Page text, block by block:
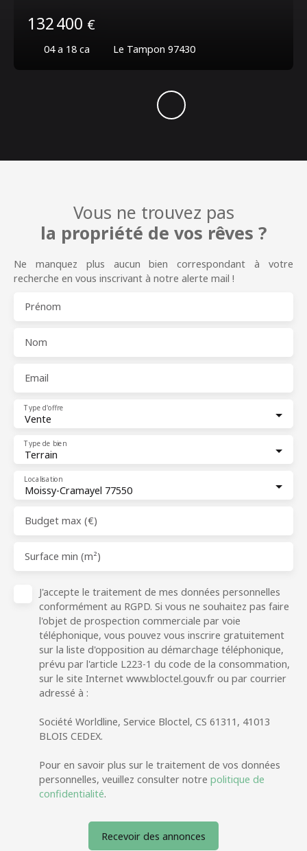
132 400 €
04 a 18 ca Le Tampon 97430
Vous ne trouvez pas
la propriété de vos rêves ?
Ne manquez plus aucun bien correspondant à votre
recherche en vous inscrivant à notre alerte mail !
Prénom
Nom
Email
Vente
Type d'offre
Terrain
Type de bien
Moissy-Cramayel 77550
Localisation
Budget max (€)
Surface min (m²)
J'accepte le traitement de mes données personnelles
conformément au RGPD. Si vous ne souhaitez pas faire
l'objet de prospection commerciale par voie
téléphonique, vous pouvez vous inscrire gratuitement
sur la liste d'opposition au démarchage téléphonique,
prévu par l'article L223-1 du code de la consommation,
sur le site Internet www.bloctel.gouv.fr ou par courrier
adressé à :
Société Worldline, Service Bloctel, CS 61311, 41013
BLOIS CEDEX.
Pour en savoir plus sur le traitement de vos données
personnelles, veuillez consulter notre politique de
confidentialité.
Recevoir des annonces